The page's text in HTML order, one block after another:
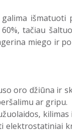
tačiau
miego ir
oro džiūna ir
ar gripu.